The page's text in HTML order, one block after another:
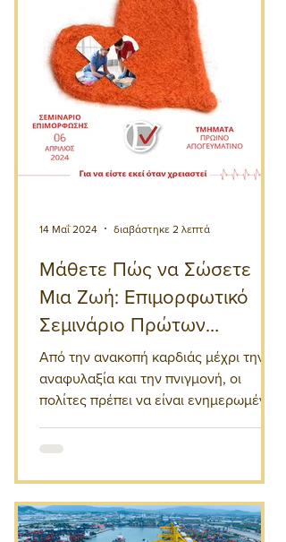
Μάθετε Πώς να Σώσετε
Μια Ζωή: Επιμορφωτικό
Σεμινάριο Πρώτων
Βοηθειών
Από την ανακοπή καρδιάς μέχρι την
αναφυλαξία και την πνιγμονή, οι
πολίτες πρέπει να είναι ενημερωμένοι
14 Μαΐ 2024 διαβάστηκε 2 λεπτά